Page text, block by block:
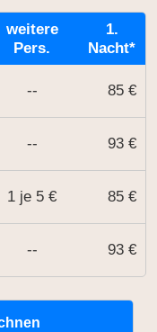
weitere
Pers.
1.
Nacht*
-- 85 €
-- 93 €
1 je 5 € 85 €
-- 93 €